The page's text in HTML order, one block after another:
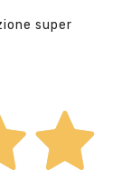
super